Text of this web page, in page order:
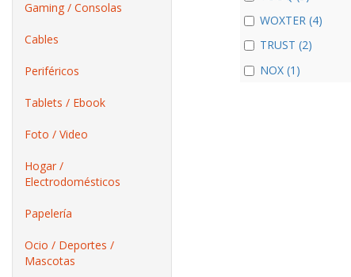
Gaming / Consolas
Cables
Periféricos
Tablets / Ebook
Foto / Video
Hogar /
Electrodomésticos
Papelería
Ocio / Deportes /
Mascotas
WOXTER (4)
TRUST (2)
NOX (1)